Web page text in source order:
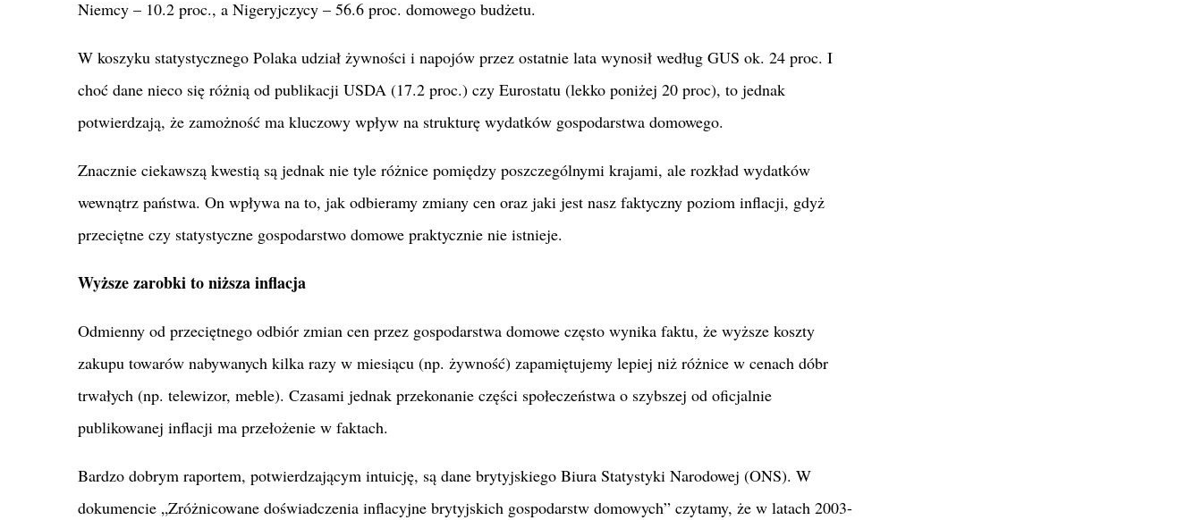
Niemcy – 10.2 proc., a Nigeryjczycy – 56.6 proc. domowego budżetu.
W koszyku statystycznego Polaka udział żywności i napojów przez ostatnie lata wynosił według GUS ok. 24 proc. I
choć dane nieco się różnią od publikacji USDA (17.2 proc.) czy Eurostatu (lekko poniżej 20 proc), to jednak
potwierdzają, że zamożność ma kluczowy wpływ na strukturę wydatków gospodarstwa domowego.
Znacznie ciekawszą kwestią są jednak nie tyle różnice pomiędzy poszczególnymi krajami, ale rozkład wydatków
wewnątrz państwa. On wpływa na to, jak odbieramy zmiany cen oraz jaki jest nasz faktyczny poziom inflacji, gdyż
przeciętne czy statystyczne gospodarstwo domowe praktycznie nie istnieje.
Wyższe zarobki to niższa inflacja
Odmienny od przeciętnego odbiór zmian cen przez gospodarstwa domowe często wynika faktu, że wyższe koszty
zakupu towarów nabywanych kilka razy w miesiącu (np. żywność) zapamiętujemy lepiej niż różnice w cenach dóbr
trwałych (np. telewizor, meble). Czasami jednak przekonanie części społeczeństwa o szybszej od oficjalnie
publikowanej inflacji ma przełożenie w faktach.
Bardzo dobrym raportem, potwierdzającym intuicję, są dane brytyjskiego Biura Statystyki Narodowej (ONS). W
dokumencie „Zróżnicowane doświadczenia inflacyjne brytyjskich gospodarstw domowych” czytamy, że w latach 2003-